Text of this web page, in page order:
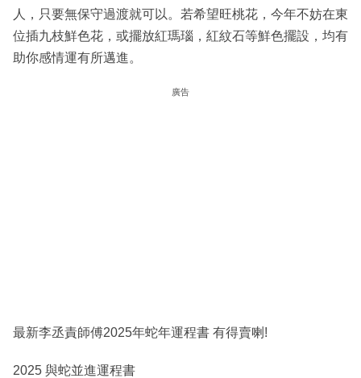
人，只要無保守過渡就可以。若希望旺桃花，今年不妨在東
位插九枝鮮色花，或擺放紅瑪瑙，紅紋石等鮮色擺設，均有
助你感情運有所邁進。
廣告
最新李丞責師傅2025年蛇年運程書 有得賣喇!
2025 與蛇並進運程書